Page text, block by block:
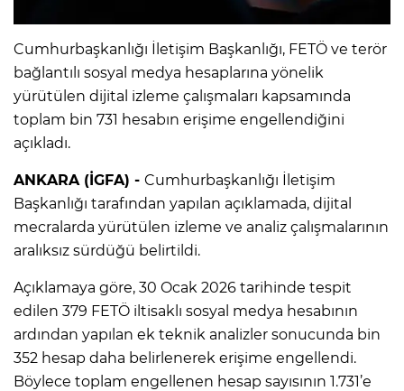
Cumhurbaşkanlığı İletişim Başkanlığı, FETÖ ve terör
bağlantılı sosyal medya hesaplarına yönelik
yürütülen dijital izleme çalışmaları kapsamında
toplam bin 731 hesabın erişime engellendiğini
açıkladı.
ANKARA (İGFA) - Cumhurbaşkanlığı İletişim
Başkanlığı tarafından yapılan açıklamada, dijital
mecralarda yürütülen izleme ve analiz çalışmalarının
aralıksız sürdüğü belirtildi.
Açıklamaya göre, 30 Ocak 2026 tarihinde tespit
edilen 379 FETÖ iltisaklı sosyal medya hesabının
ardından yapılan ek teknik analizler sonucunda bin
352 hesap daha belirlenerek erişime engellendi.
Böylece toplam engellenen hesap sayısının 1.731’e